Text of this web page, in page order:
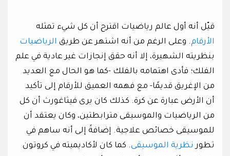
قيّل أنه أول عالم رياضيات اقترح أن كل شيء تمثله
الأرقام. وعلى الرغم من أنه اشتهر عن طريق الرياضيات
بنظريته الشهيرة، إلا أنه حقق إنجازات غير عادية في علم
الفلك؛ فأدى اهتمامه بالفلك -كما هو الحال مع العديد
من الإغريق قديمًا- مع فهمه العميق للأرقام إلى تأكيد
أن الأرض عبارة عن كرة. كذلك كان يرى فيثاغورث أن كل
من الرياضيات والموسيقى مترابطتين، وكان يعتقد أن
للموسيقى خصائص علاجية. إضافةً إلى أنه ساهم في
تطور نظرية الموسيقى. كما كان لأكاديميته في كروتون